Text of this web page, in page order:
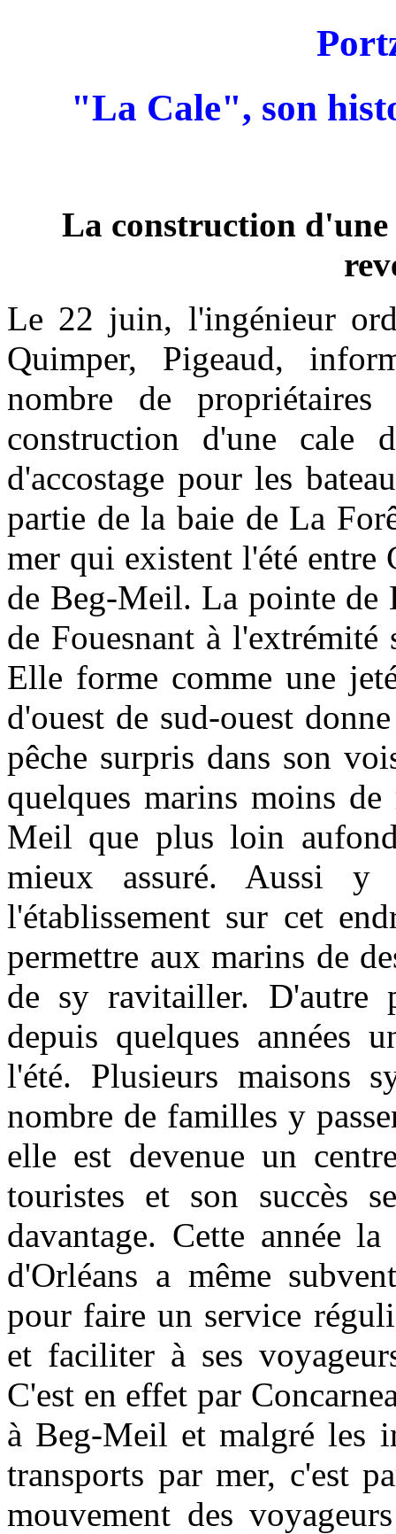
"La Cale", son
La construction d'une
Le 22 juin, l'ingénieur
Quimper, Pigeaud,
nombre de
construction d'une
d'accostage pour les
partie de la baie de La
mer qui existent l'été entre
de Beg-Meil. La pointe
de Fouesnant à
Elle forme comme une
d'ouest de sud-ouest
pêche surpris dans son
quelques marins moins
Meil que plus loin
mieux assuré. Aussi
l'établissement sur cet
permettre aux marins de
de sy ravitailler. D'autre
depuis quelques années
l'été. Plusieurs maisons
nombre de familles y
elle est devenue un
touristes et son succès
davantage. Cette année
d'Orléans a même
pour faire un service
et faciliter à ses
C'est en effet par
à Beg-Meil et malgré les
transports par mer, c'est
mouvement des